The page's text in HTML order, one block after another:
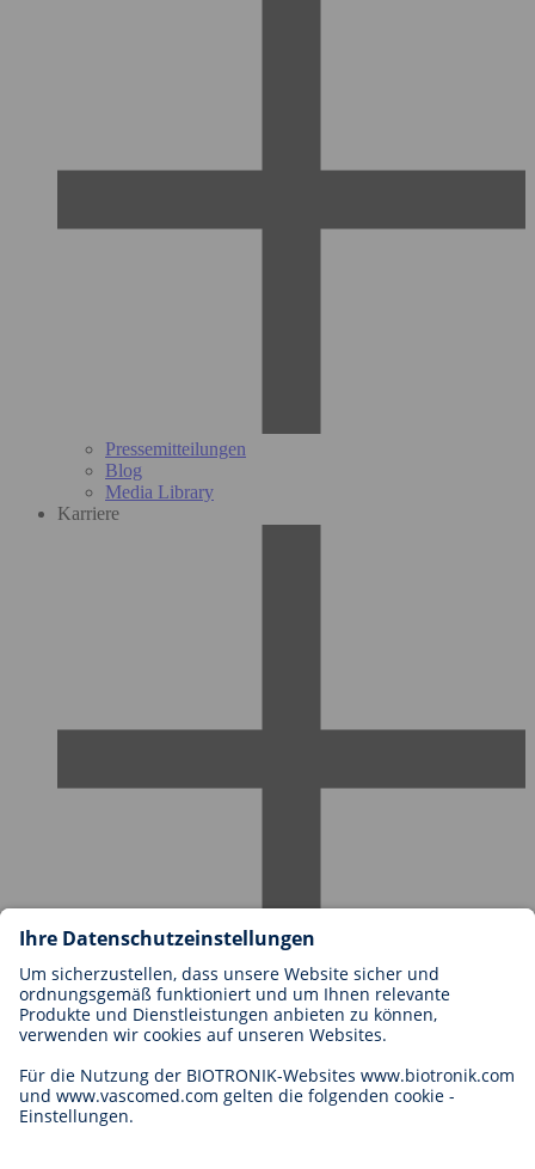
Pressemitteilungen
Blog
Media Library
Karriere
Karriere bei BIOTRONIK
Einstieg
Bewerbung
Karrierechancen